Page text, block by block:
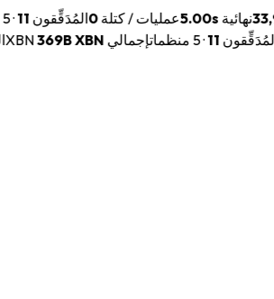
نهائية5.00sعمليات / كتلة0المُدَقِّقون11
·
المُدَقِّقون11
· 5 منظمات إجمالي XBN 369BXBN